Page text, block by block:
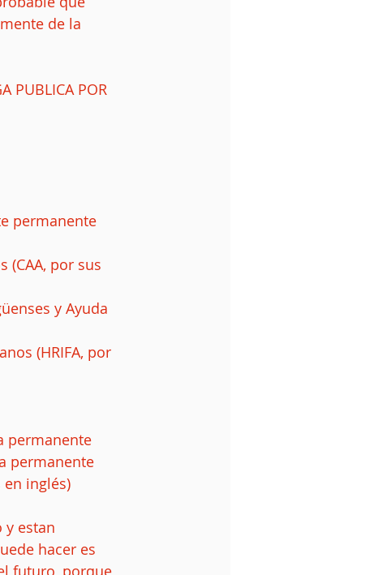
de la
PUBLICA POR
permanente
(CAA, por sus
y Ayuda
(HRIFA, por
permanente
permanente
en inglés)
estan
hacer es